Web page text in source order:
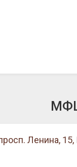
Ленина, 15,